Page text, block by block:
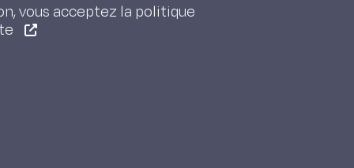
vous acceptez la politique